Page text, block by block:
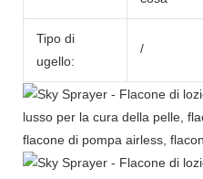
Tipo di
ugello:
/